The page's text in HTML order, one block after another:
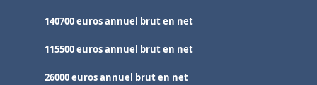
140700 euros annuel brut en net
115500 euros annuel brut en net
26000 euros annuel brut en net